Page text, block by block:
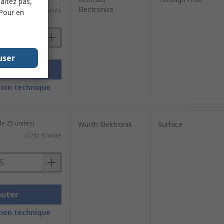
3,10 €/unité
technique
Electronics
25 unités)
0,261 €/unité
technique
Wurth Elektronik Surface
en